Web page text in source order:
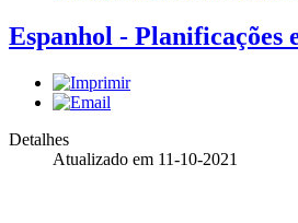
Espanhol - Planificações
Detalhes
Atualizado em 11-10-2021